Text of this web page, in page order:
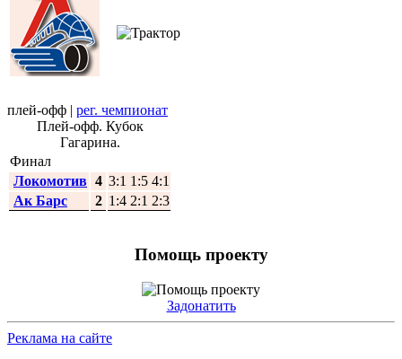
плей-офф | рег. чемпионат
Плей-офф. Кубок
Гагарина.
Финал
Локомотив 4 3:1 1:5 4:1
Ак Барс
2 1:4 2:1 2:3
Помощь проекту
Задонатить
Реклама на сайте